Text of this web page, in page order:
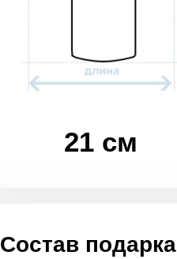
21 см
Состав подарка